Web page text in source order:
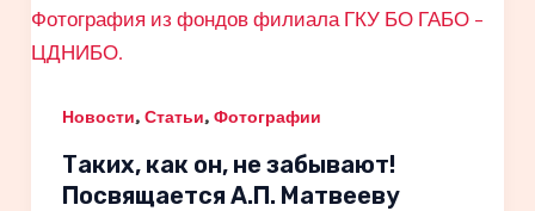
Новости, Статьи, Фотографии
Таких, как он, не забывают!
Посвящается А.П. Матвееву